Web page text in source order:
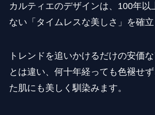
カルティエのデザインは、100年以
ない「タイムレスな美しさ」を確立
トレンドを追いかけるだけの安価
とは違い、何十年経っても色褪せ
た肌にも美しく馴染みます。